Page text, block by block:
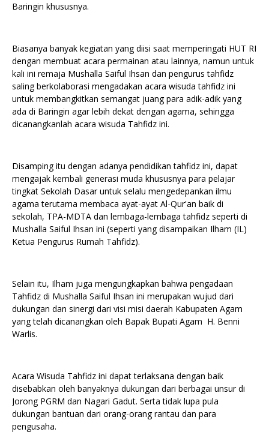
Baringin khususnya.
Biasanya banyak kegiatan yang diisi saat memperingati HUT RI
dengan membuat acara permainan atau lainnya, namun untuk
kali ini remaja Mushalla Saiful Ihsan dan pengurus tahfidz
saling berkolaborasi mengadakan acara wisuda tahfidz ini
untuk membangkitkan semangat juang para adik-adik yang
ada di Baringin agar lebih dekat dengan agama, sehingga
dicanangkanlah acara wisuda Tahfidz ini.
Disamping itu dengan adanya pendidikan tahfidz ini, dapat
mengajak kembali generasi muda khususnya para pelajar
tingkat Sekolah Dasar untuk selalu mengedepankan ilmu
agama terutama membaca ayat-ayat Al-Qur'an baik di
sekolah, TPA-MDTA dan lembaga-lembaga tahfidz seperti di
Mushalla Saiful Ihsan ini (seperti yang disampaikan Ilham (IL)
Ketua Pengurus Rumah Tahfidz).
Selain itu, Ilham juga mengungkapkan bahwa pengadaan
Tahfidz di Mushalla Saiful Ihsan ini merupakan wujud dari
dukungan dan sinergi dari visi misi daerah Kabupaten Agam
yang telah dicanangkan oleh Bapak Bupati Agam H. Benni
Warlis.
Acara Wisuda Tahfidz ini dapat terlaksana dengan baik
disebabkan oleh banyaknya dukungan dari berbagai unsur di
Jorong PGRM dan Nagari Gadut. Serta tidak lupa pula
dukungan bantuan dari orang-orang rantau dan para
pengusaha.